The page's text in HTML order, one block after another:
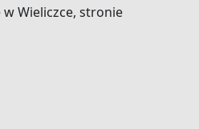
Wieliczce, stronie